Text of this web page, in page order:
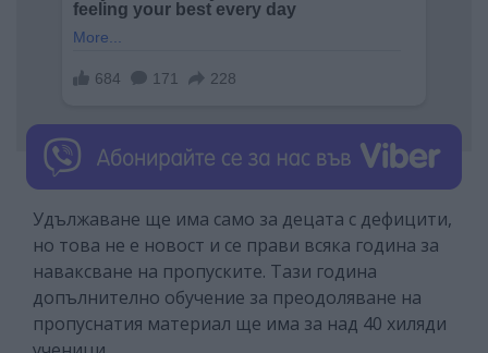
Удължаване ще има само за децата с дефицити,
но това не е новост и се прави всяка година за
наваксване на пропуските. Тази година
допълнително обучение за преодоляване на
пропуснатия материал ще има за над 40 хиляди